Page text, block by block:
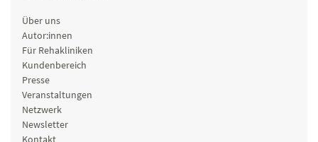
Über uns
Autor:innen
Für Rehakliniken
Kundenbereich
Presse
Veranstaltungen
Netzwerk
Newsletter
Kontakt